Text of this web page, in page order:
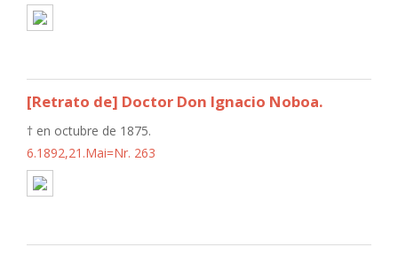
[Retrato de] Doctor Don Ignacio Noboa.
† en octubre de 1875.
6.1892,21.Mai=Nr. 263